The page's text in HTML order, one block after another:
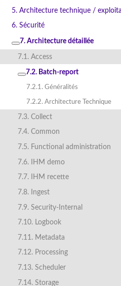
5. Architecture technique /
6. Sécurité
7. Architecture détaillée
7.1. Access
7.2. Batch-report
7.2.1. Généralités
7.2.2. Architecture Technique
7.3. Collect
7.4. Common
7.5. Functional administration
7.6. IHM demo
7.7. IHM recette
7.8. Ingest
7.9. Security-Internal
7.10. Logbook
7.11. Metadata
7.12. Processing
7.13. Scheduler
7.14. Storage